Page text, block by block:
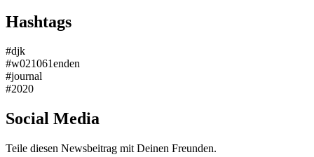
Hashtags
#djk
#w021061enden
#journal
#2020
Social Media
Teile diesen Newsbeitrag mit Deinen Freunden.